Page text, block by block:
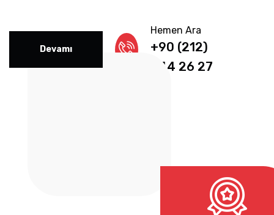
Devamı
Hemen Ara
+90 (212)
544 26 27